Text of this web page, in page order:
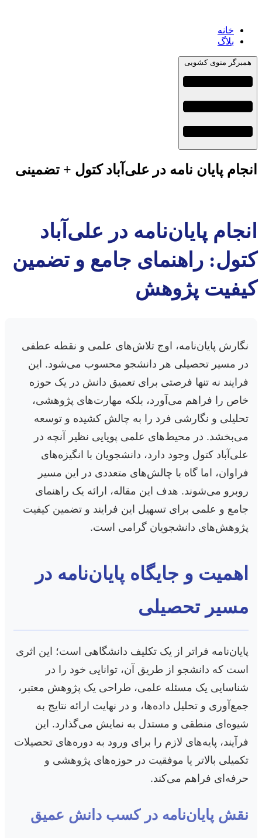
خانه
بلاگ
همبرگر منوی کشویی
انجام پایان نامه در علی‌آباد کتول + تضمینی
انجام پایان‌نامه در علی‌آباد
کتول: راهنمای جامع و تضمین
کیفیت پژوهش
نگارش پایان‌نامه، اوج تلاش‌های علمی و نقطه عطفی
در مسیر تحصیلی هر دانشجو محسوب می‌شود. این
فرایند نه تنها فرصتی برای تعمیق دانش در یک حوزه
خاص را فراهم می‌آورد، بلکه مهارت‌های پژوهشی،
تحلیلی و نگارشی فرد را به چالش کشیده و توسعه
می‌بخشد. در محیط‌های علمی پویایی نظیر آنچه در
علی‌آباد کتول وجود دارد، دانشجویان با انگیزه‌های
فراوان، اما گاه با چالش‌های متعددی در این مسیر
روبرو می‌شوند. هدف این مقاله، ارائه یک راهنمای
جامع و علمی برای تسهیل این فرایند و تضمین کیفیت
پژوهش‌های دانشجویان گرامی است.
اهمیت و جایگاه پایان‌نامه در
مسیر تحصیلی
پایان‌نامه فراتر از یک تکلیف دانشگاهی است؛ این اثری
است که دانشجو از طریق آن، توانایی خود را در
شناسایی یک مسئله علمی، طراحی یک پژوهش معتبر،
جمع‌آوری و تحلیل داده‌ها، و در نهایت ارائه نتایج به
شیوه‌ای منطقی و مستدل به نمایش می‌گذارد. این
فرآیند، پایه‌های لازم را برای ورود به دوره‌های تحصیلات
تکمیلی بالاتر یا موفقیت در حوزه‌های پژوهشی و
حرفه‌ای فراهم می‌کند.
نقش پایان‌نامه در کسب دانش عمیق